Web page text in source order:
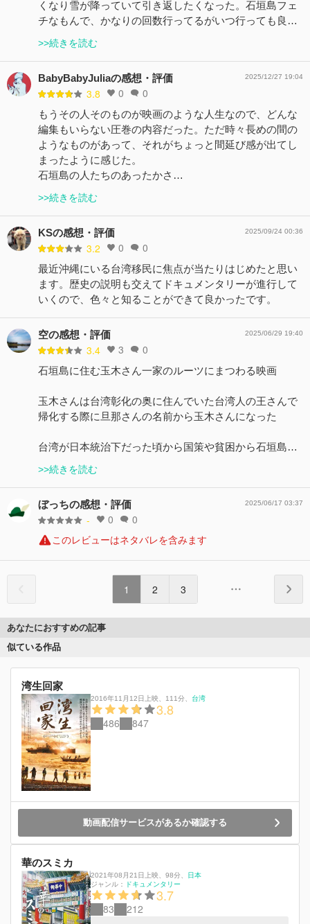
くなり雪が降っていて引き返したくなった。石垣島フェ
チなもんで、かなりの回数行ってるがいつ行っても良…
>>続きを読む
BabyBabyJuliaの感想・評価
3.8 0 0
2025/12/27 19:04
もうその人そのものが映画のような人生なので、どんな
編集もいらない圧巻の内容だった。ただ時々長めの間の
ようなものがあって、それがちょっと間延び感が出てし
まったように感じた。
石垣島の人たちのあったかさ…
>>続きを読む
KSの感想・評価
3.2 0 0
2025/09/24 00:36
最近沖縄にいる台湾移民に焦点が当たりはじめたと思い
ます。歴史の説明も交えてドキュメンタリーが進行して
いくので、色々と知ることができて良かったです。
空の感想・評価
3.4 3 0
2025/06/29 19:40
石垣島に住む玉木さん一家のルーツにまつわる映画
玉木さんは台湾彰化の奥に住んでいた台湾人の王さんで
帰化する際に旦那さんの名前から玉木さんになった
台湾が日本統治下だった頃から国策や貧困から石垣島…
>>続きを読む
ぼっちの感想・評価
- 0 0
2025/06/17 03:37
このレビューはネタバレを含みます
1 2 3
あなたにおすすめの記事
似ている作品
湾生回家
2016年11月12日上映 111分 台湾
3.8
486 847
動画配信サービスがあるか確認する
華のスミカ
2021年08月21日上映 98分
日本
ジャンル：
ドキュメンタリー
3.7
83 212